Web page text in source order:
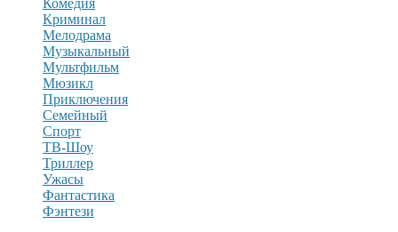
Криминал
Мелодрама
Музыкальный
Мультфильм
Мюзикл
Приключения
Семейный
Спорт
ТВ-Шоу
Триллер
Ужасы
Фантастика
Фэнтези